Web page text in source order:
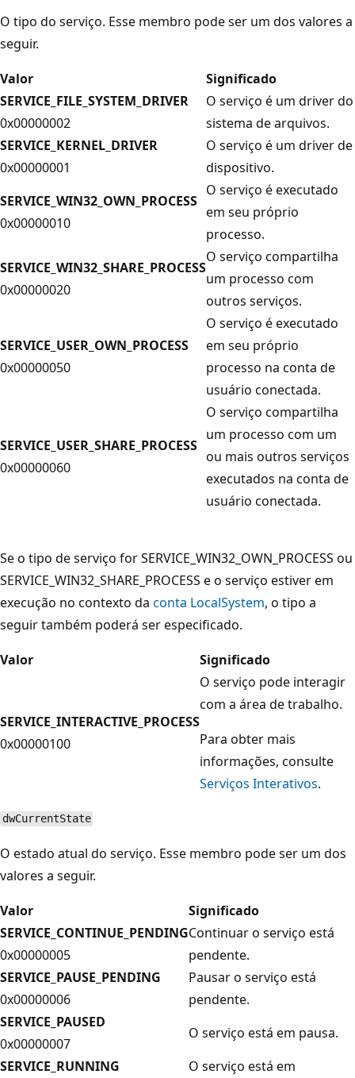
O tipo do serviço. Esse membro pode ser um dos valores a
seguir.
Valor
Significado
SERVICE_FILE_SYSTEM_DRIVER
0x00000002
O serviço é um driver do
sistema de arquivos.
SERVICE_KERNEL_DRIVER
0x00000001
O serviço é um driver de
dispositivo.
SERVICE_WIN32_OWN_PROCESS
0x00000010
O serviço é executado
em seu próprio
processo.
SERVICE_WIN32_SHARE_PROCESS
0x00000020
O serviço compartilha
um processo com
outros serviços.
SERVICE_USER_OWN_PROCESS
0x00000050
O serviço é executado
em seu próprio
processo na conta de
usuário conectada.
SERVICE_USER_SHARE_PROCESS
0x00000060
O serviço compartilha
um processo com um
ou mais outros serviços
executados na conta de
usuário conectada.
Se o tipo de serviço for SERVICE_WIN32_OWN_PROCESS ou
SERVICE_WIN32_SHARE_PROCESS e o serviço estiver em
execução no contexto da conta LocalSystem, o tipo a
seguir também poderá ser especificado.
Valor
Significado
SERVICE_INTERACTIVE_PROCESS
0x00000100
O serviço pode interagir
com a área de trabalho.
Para obter mais
informações, consulte
Serviços Interativos.
dwCurrentState
O estado atual do serviço. Esse membro pode ser um dos
valores a seguir.
Valor
Significado
SERVICE_CONTINUE_PENDING
0x00000005
Continuar o serviço está
pendente.
SERVICE_PAUSE_PENDING
0x00000006
Pausar o serviço está
pendente.
SERVICE_PAUSED
0x00000007
O serviço está em pausa.
SERVICE_RUNNING
O serviço está em